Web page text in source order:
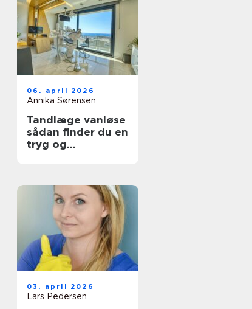
06. april 2026
Annika Sørensen
Tandlæge vanløse
sådan finder du en
tryg og
03. april 2026
Lars Pedersen